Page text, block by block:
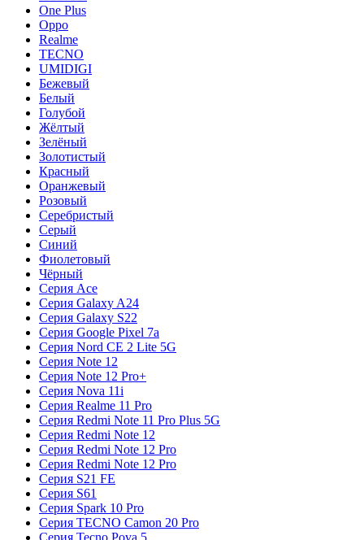
One Plus
Oppo
Realme
TECNO
UMIDIGI
Бежевый
Белый
Голубой
Жёлтый
Зелёный
Золотистый
Красный
Оранжевый
Розовый
Серебристый
Серый
Синий
Фиолетовый
Чёрный
Серия Ace
Серия Galaxy A24
Серия Galaxy S22
Серия Google Pixel 7a
Серия Nord CE 2 Lite 5G
Серия Note 12
Серия Note 12 Pro+
Серия Nova 11i
Серия Realme 11 Pro
Серия Redmi Note 11 Pro Plus 5G
Серия Redmi Note 12
Серия Redmi Note 12 Pro
Серия Redmi Note 12 Pro
Серия S21 FE
Серия S61
Серия Spark 10 Pro
Серия TECNO Camon 20 Pro
Серия Tecno Pova 5